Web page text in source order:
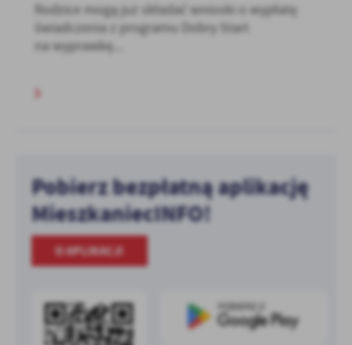
Rodzice mogą już składać wnioski o wypłatę
świadczenia z programu Dobry Start
na wyprawkę...
Pobierz bezpłatną aplikację
MieszkaniecINFO!
O APLIKACJI